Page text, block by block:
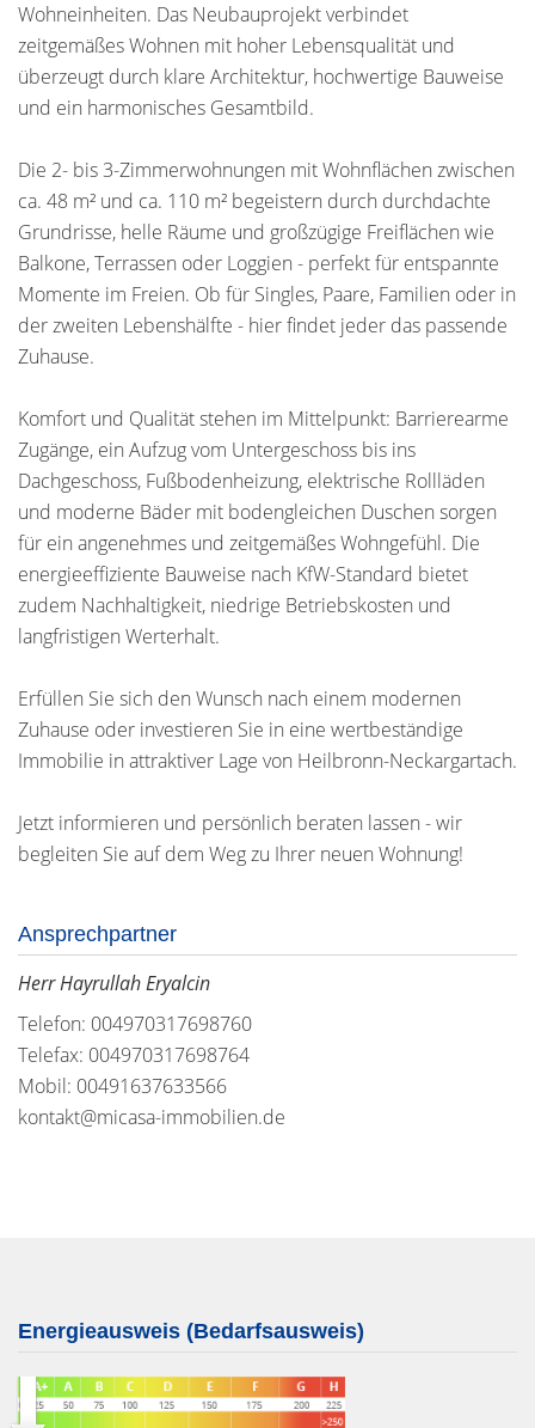
Wohneinheiten. Das Neubauprojekt verbindet
zeitgemäßes Wohnen mit hoher Lebensqualität und
überzeugt durch klare Architektur, hochwertige Bauweise
und ein harmonisches Gesamtbild.
Die 2- bis 3-Zimmerwohnungen mit Wohnflächen zwischen
ca. 48 m² und ca. 110 m² begeistern durch durchdachte
Grundrisse, helle Räume und großzügige Freiflächen wie
Balkone, Terrassen oder Loggien - perfekt für entspannte
Momente im Freien. Ob für Singles, Paare, Familien oder in
der zweiten Lebenshälfte - hier findet jeder das passende
Zuhause.
Komfort und Qualität stehen im Mittelpunkt: Barrierearme
Zugänge, ein Aufzug vom Untergeschoss bis ins
Dachgeschoss, Fußbodenheizung, elektrische Rollläden
und moderne Bäder mit bodengleichen Duschen sorgen
für ein angenehmes und zeitgemäßes Wohngefühl. Die
energieeffiziente Bauweise nach KfW-Standard bietet
zudem Nachhaltigkeit, niedrige Betriebskosten und
langfristigen Werterhalt.
Erfüllen Sie sich den Wunsch nach einem modernen
Zuhause oder investieren Sie in eine wertbeständige
Immobilie in attraktiver Lage von Heilbronn-Neckargartach.
Jetzt informieren und persönlich beraten lassen - wir
begleiten Sie auf dem Weg zu Ihrer neuen Wohnung!
Ansprechpartner
Herr Hayrullah Eryalcin
Telefon: 004970317698760
Telefax: 004970317698764
Mobil: 00491637633566
kontakt@micasa-immobilien.de
Energieausweis (Bedarfsausweis)